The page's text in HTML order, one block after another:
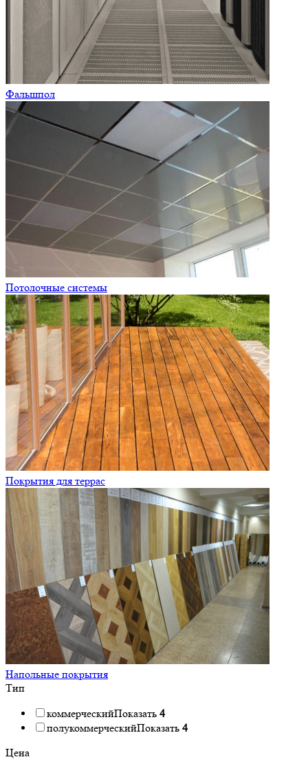
Фальшпол
Потолочные системы
Покрытия для террас
Напольные покрытия
Тип
коммерческийПоказать 4
полукоммерческийПоказать 4
Цена